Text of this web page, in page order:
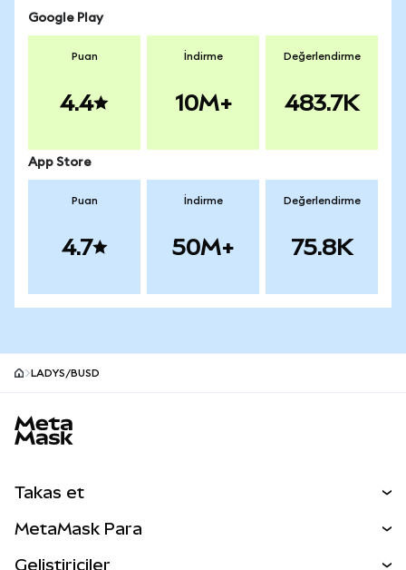
Google Play
Puan
4.4
İndirme
10M+
Değerlendirme
483.7K
App Store
Puan
4.7
İndirme
50M+
Değerlendirme
75.8K
LADYS/BUSD
Takas et
MetaMask Para
Geliştiriciler